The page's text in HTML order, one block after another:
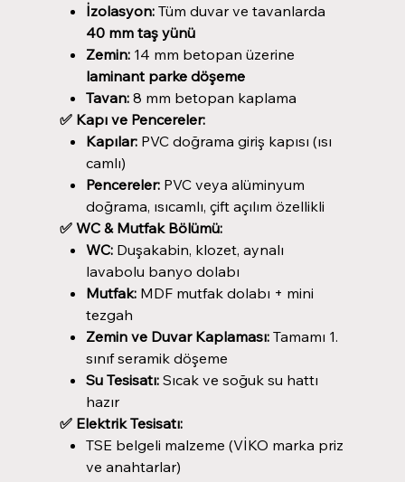
İzolasyon:Tüm duvar ve tavanlarda
40 mm taş yünü
Zemin:14 mm betopan üzerine
laminant parke döşeme
Tavan:8 mm betopan kaplama
✅ Kapı ve Pencereler:
Kapılar:PVC doğrama giriş kapısı (ısı
camlı)
Pencereler:PVC veya alüminyum
doğrama, ısıcamlı, çift açılım özellikli
✅ WC & Mutfak Bölümü:
WC:Duşakabin, klozet, aynalı
lavabolu banyo dolabı
Mutfak:MDF mutfak dolabı + mini
tezgah
Zemin ve Duvar Kaplaması:Tamamı 1.
sınıf seramik döşeme
Su Tesisatı:Sıcak ve soğuk su hattı
hazır
✅ Elektrik Tesisatı:
TSE belgeli malzeme (VİKO marka priz
ve anahtarlar)